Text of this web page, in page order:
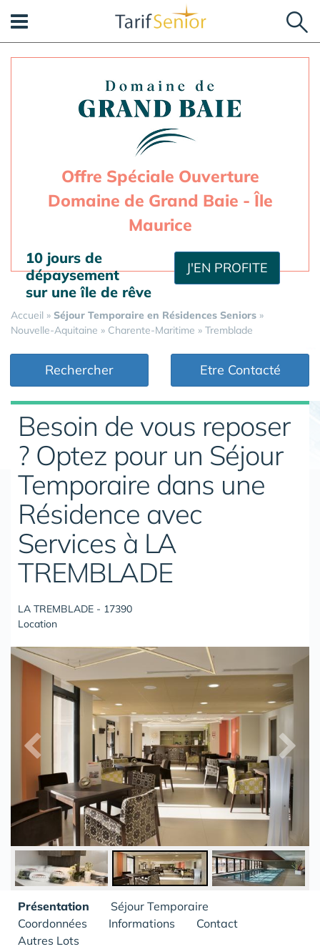
Offre Spéciale Ouverture
Domaine de Grand Baie - Île
Maurice
J'EN PROFITE
10 jours de
dépaysement
sur une île de rêve
Accueil » Séjour Temporaire en Résidences Seniors »
Nouvelle-Aquitaine » Charente-Maritime » Tremblade
Rechercher Etre Contacté
Besoin de vous reposer
? Optez pour un Séjour
Temporaire dans une
Résidence avec
Services à LA
TREMBLADE
LA TREMBLADE - 17390
Location
Présentation
Séjour Temporaire
Coordonnées
Informations
Contact
Autres Lots